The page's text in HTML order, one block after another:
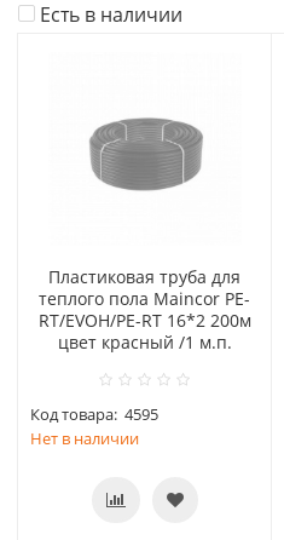
Есть в наличии
Пластиковая труба для
теплого пола Maincor PE-
RT/EVOH/PE-RT 16*2 200м
цвет красный /1 м.п.
Код товара: 4595
Нет в наличии